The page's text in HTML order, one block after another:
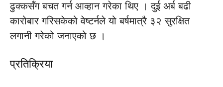
ढुक्कसँग बचत गर्न आव्हान गरेका थिए । दुई अर्ब बढी
कारोबार गरिसकेको वेष्टर्नले यो बर्षमात्रै ३२ सुरक्षित
लगानी गरेको जनाएको छ ।
प्रतिक्रिया